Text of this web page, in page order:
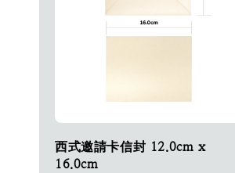
西式邀請卡信封 12.0cm x
16.0cm